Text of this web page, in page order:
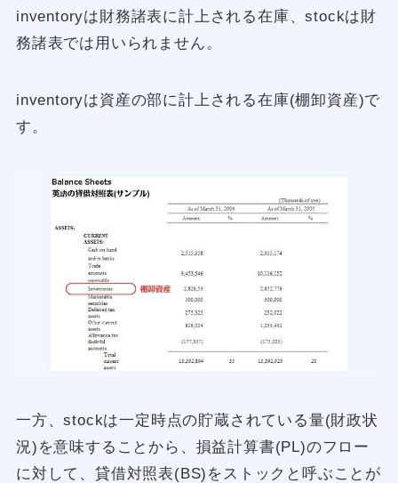
inventoryは財務諸表に計上される在庫、stockは財
務諸表では用いられません。
inventoryは資産の部に計上される在庫(棚卸資産)で
す。
一方、stockは一定時点の貯蔵されている量(財政状
況)を意味することから、損益計算書(PL)のフロー
に対して、貸借対照表(BS)をストックと呼ぶことが